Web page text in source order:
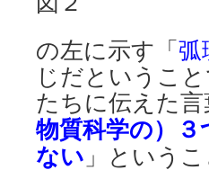
の左に示す「 弧
じだというこ
たちに伝えた言
物質科学の）
ない 」という